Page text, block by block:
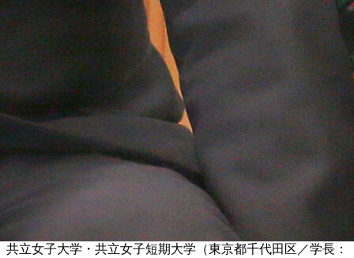
共立女子大学・共立女子短期大学（東京都千代田区／学長：